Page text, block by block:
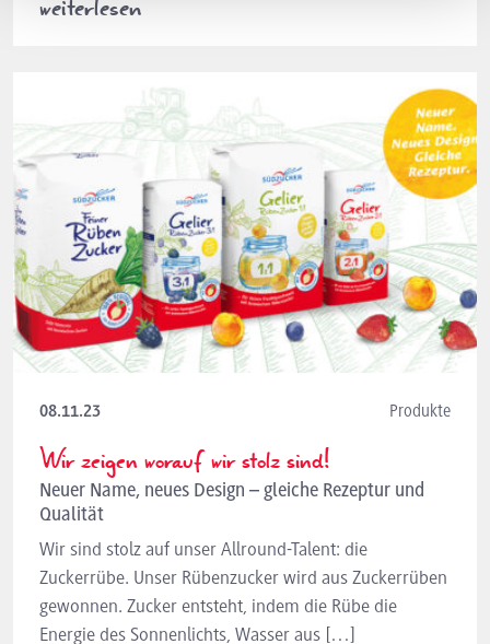
08.11.23 Produkte
Wir zeigen worauf wir stolz sind!
Neuer Name, neues Design – gleiche Rezeptur und
Qualität
Wir sind stolz auf unser Allround-Talent: die
Zuckerrübe. Unser Rübenzucker wird aus Zuckerrüben
gewonnen. Zucker entsteht, indem die Rübe die
Energie des Sonnenlichts, Wasser aus […]